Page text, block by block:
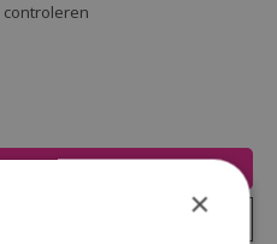
winkelwagen
×